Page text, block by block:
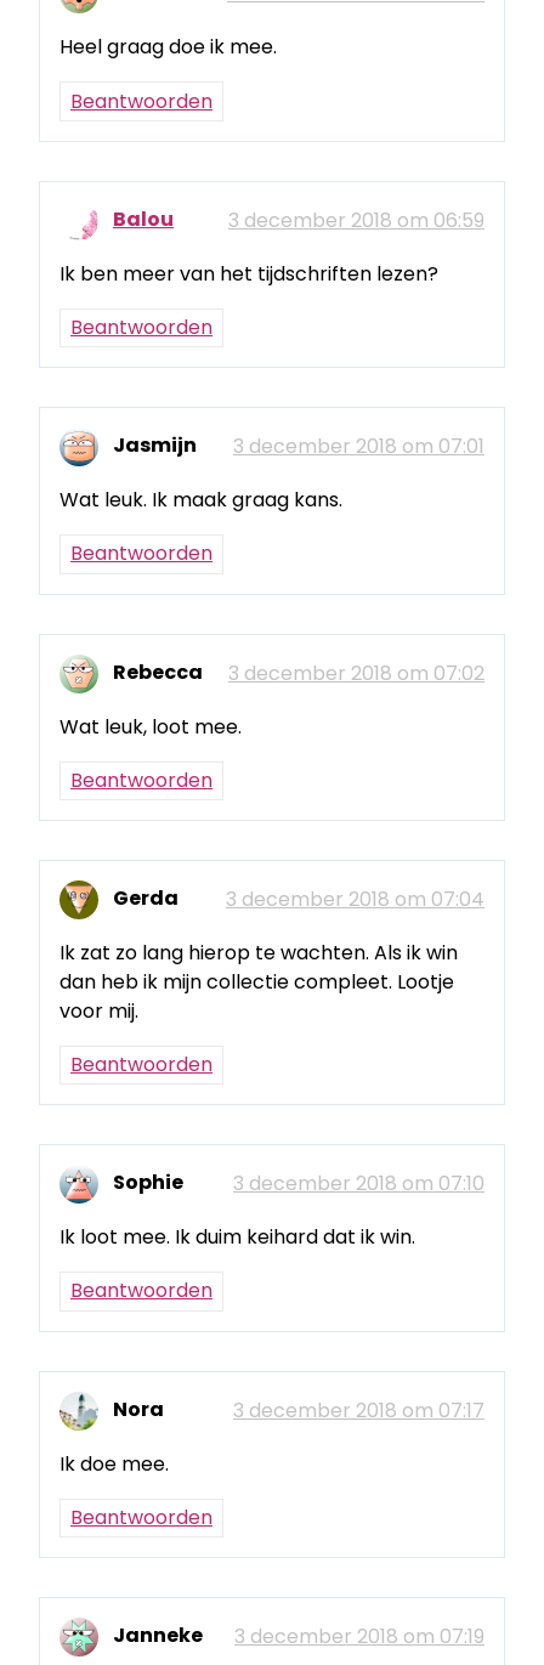
Heel graag doe ik mee.
Beantwoorden
Balou
3 december 2018 om 06:59
Ik ben meer van het tijdschriften lezen?
Beantwoorden
Jasmijn
3 december 2018 om 07:01
Wat leuk. Ik maak graag kans.
Beantwoorden
Rebecca
3 december 2018 om 07:02
Wat leuk, loot mee.
Beantwoorden
Gerda
3 december 2018 om 07:04
Ik zat zo lang hierop te wachten. Als ik win
dan heb ik mijn collectie compleet. Lootje
voor mij.
Beantwoorden
Sophie
3 december 2018 om 07:10
Ik loot mee. Ik duim keihard dat ik win.
Beantwoorden
Nora
3 december 2018 om 07:17
Ik doe mee.
Beantwoorden
Janneke
3 december 2018 om 07:19